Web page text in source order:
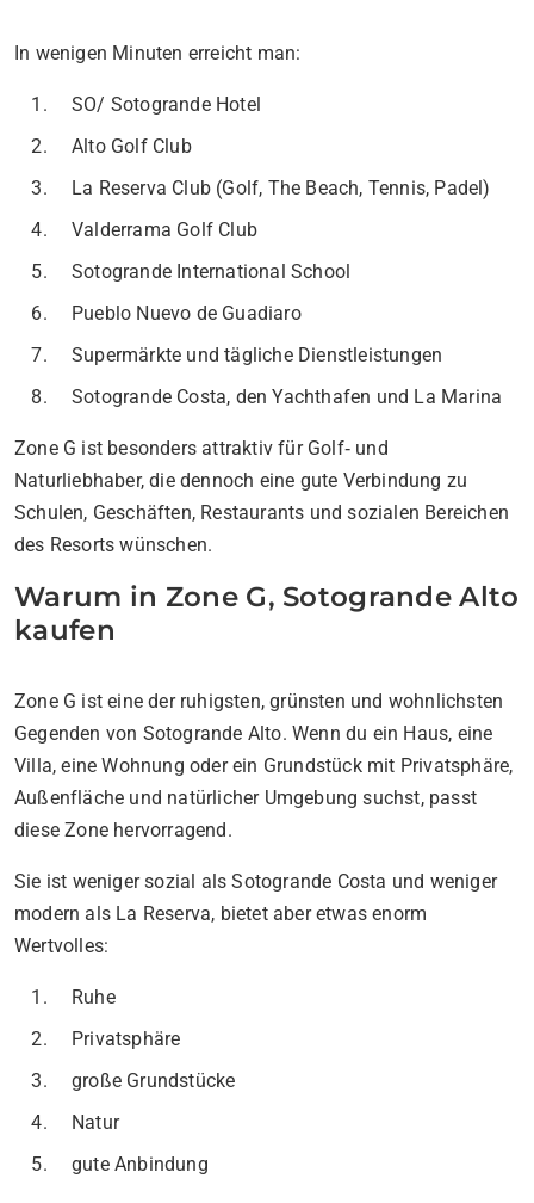
In wenigen Minuten erreicht man:
SO/ Sotogrande Hotel
Alto Golf Club
La Reserva Club (Golf, The Beach, Tennis, Padel)
Valderrama Golf Club
Sotogrande International School
Pueblo Nuevo de Guadiaro
Supermärkte und tägliche Dienstleistungen
Sotogrande Costa, den Yachthafen und La Marina
Zone G ist besonders attraktiv für Golf‑ und
Naturliebhaber, die dennoch eine gute Verbindung zu
Schulen, Geschäften, Restaurants und sozialen Bereichen
des Resorts wünschen.
Warum in Zone G, Sotogrande Alto
kaufen
Zone G ist eine der ruhigsten, grünsten und wohnlichsten
Gegenden von Sotogrande Alto. Wenn du ein Haus, eine
Villa, eine Wohnung oder ein Grundstück mit Privatsphäre,
Außenfläche und natürlicher Umgebung suchst, passt
diese Zone hervorragend.
Sie ist weniger sozial als Sotogrande Costa und weniger
modern als La Reserva, bietet aber etwas enorm
Wertvolles:
Ruhe
Privatsphäre
große Grundstücke
Natur
gute Anbindung